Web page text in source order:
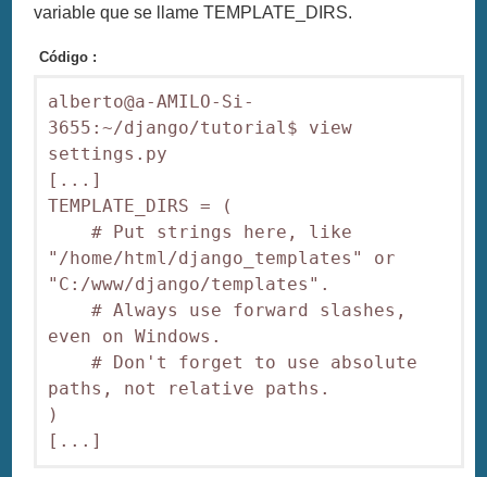
variable que se llame TEMPLATE_DIRS.
Código :
alberto@a-AMILO-Si-
3655:~/django/tutorial$ view
settings.py
[...]
TEMPLATE_DIRS = (
# Put strings here, like
"/home/html/django_templates" or
"C:/www/django/templates".
# Always use forward slashes,
even on Windows.
# Don't forget to use absolute
paths, not relative paths.
)
[...]